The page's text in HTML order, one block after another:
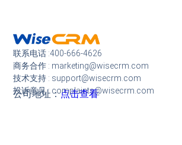
联系电话 :400-666-4626
商务合作 : marketing@wisecrm.com
技术支持 : support@wisecrm.com
投诉意见 : complaints@wisecrm.com
公司地址：点击查看